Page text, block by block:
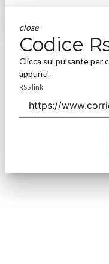
close
Codice
Clicca sul pulsante per
appunti.
RSS link